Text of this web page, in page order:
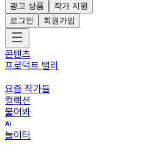
광고 상품
작가 지원
로그인
회원가입
콘텐츠
프로덕트 밸리
요즘 작가들
컬렉션
물어봐
놀이터